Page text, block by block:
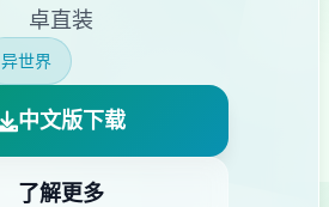
卓直装
异世界
中文版下载
了解更多